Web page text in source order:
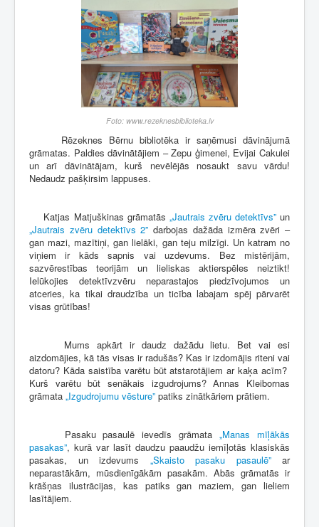
Foto: www.rezeknesbiblioteka.lv
Rēzeknes Bērnu bibliotēka ir saņēmusi dāvinājumā
grāmatas. Paldies dāvinātājiem – Zepu ģimenei, Evijai Cakulei
un arī dāvinātājam, kurš nevēlējās nosaukt savu vārdu!
Nedaudz pašķirsim lappuses.
Katjas Matjuškinas grāmatās „Jautrais zvēru detektīvs”un
„Jautrais zvēru detektīvs 2” darbojas dažāda izmēra zvēri –
gan mazi, mazītiņi, gan lielāki, gan teju milzīgi. Un katram no
viņiem ir kāds sapnis vai uzdevums. Bez mistērijām,
sazvērestības teorijām un lieliskas aktierspēles neiztikt!
Ielūkojies detektīvzvēru neparastajos piedzīvojumos un
atceries, ka tikai draudzība un ticība labajam spēj pārvarēt
visas grūtības!
Mums apkārt ir daudz dažādu lietu. Bet vai esi
aizdomājies, kā tās visas ir radušās? Kas ir izdomājis riteni vai
datoru? Kāda saistība varētu būt atstarotājiem ar kaķa acīm?
Kurš varētu būt senākais izgudrojums? Annas Kleibornas
grāmata „Izgudrojumu vēsture” patiks zinātkāriem prātiem.
Pasaku pasaulē ievedīs grāmata„Manas mīļākās
pasakas”, kurā var lasīt daudzu paaudžu iemīļotās klasiskās
pasakas, un izdevums „Skaisto pasaku pasaulē”ar
neparastākām, mūsdienīgākām pasakām. Abās grāmatās ir
krāšņas ilustrācijas, kas patiks gan maziem, gan lieliem
lasītājiem.